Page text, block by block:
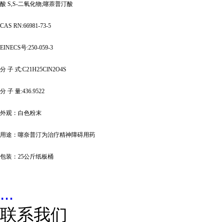
酸 S,S-二氧化物;噻萘普汀酸
CAS RN:66981-73-5
EINECS号:250-059-3
分 子 式:C21H25ClN2O4S
分 子 量:436.9522
外观：白色粉末
用途：噻奈普汀为治疗精神障碍用药
包装： 25公斤纸板桶
...
联系我们